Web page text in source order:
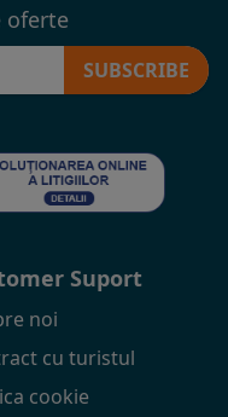
oferte
SUBSCRIBE
Suport
noi
cu turistul
cookie